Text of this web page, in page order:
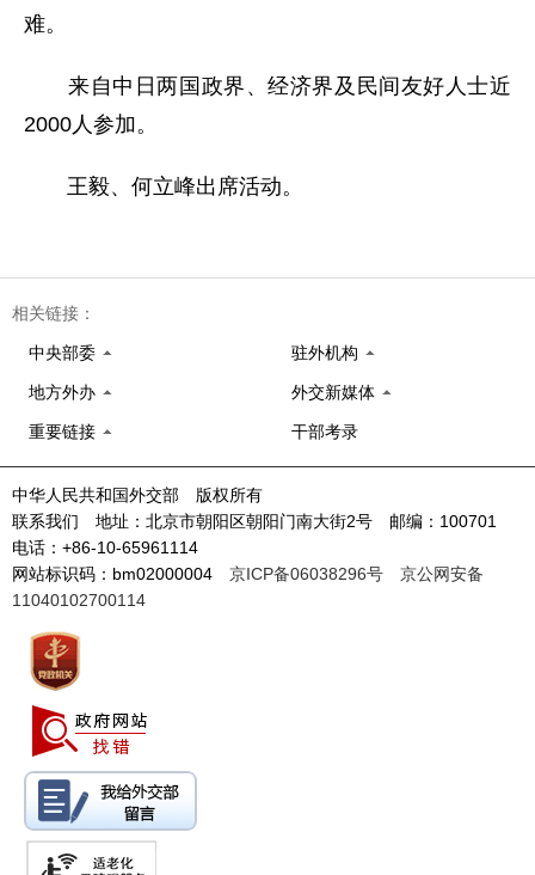
难。
来自中日两国政界、经济界及民间友好人士近
2000人参加。
王毅、何立峰出席活动。
相关链接：
中央部委 驻外机构
地方外办 外交新媒体
重要链接 干部考录
中华人民共和国外交部 版权所有
联系我们 地址：北京市朝阳区朝阳门南大街2号 邮编：100701
电话：+86-10-65961114
网站标识码：bm02000004 京ICP备06038296号
京公网安备
11040102700114